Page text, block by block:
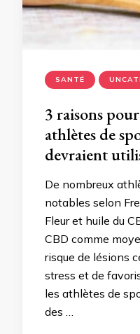
SANTÉ
3 raisons
athlètes de
devraient
De nombreux
notables selon
Fleur et huile du
CBD comme
risque de lésions
stress et de
les athlètes de
des …